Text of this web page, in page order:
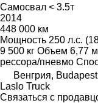
Самосвал < 3.5т
2014
448 000 км
Мощность 250 л.с.
9 500 кг Объем 6,77
рессора/пневмо
Венгрия, Budapest
Laslo Truck
Связаться с